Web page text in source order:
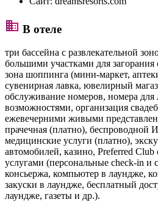
В отеле
три бассейна с развлекательной
большими участками для
зона шоппинга (мини-маркет,
сувенирная лавка, ювелирный
обслуживание номеров, номера
возможностями, организация
ежевечерними живыми
прачечная (платно), беспроводной
медицинские услуги (платно),
автомобилей, казино, Preferred
услугами (персональные check-in и
консьержа, компьютер в лаундже,
закуски в лаундже, бесплатный
лаундже, газеты и др.).